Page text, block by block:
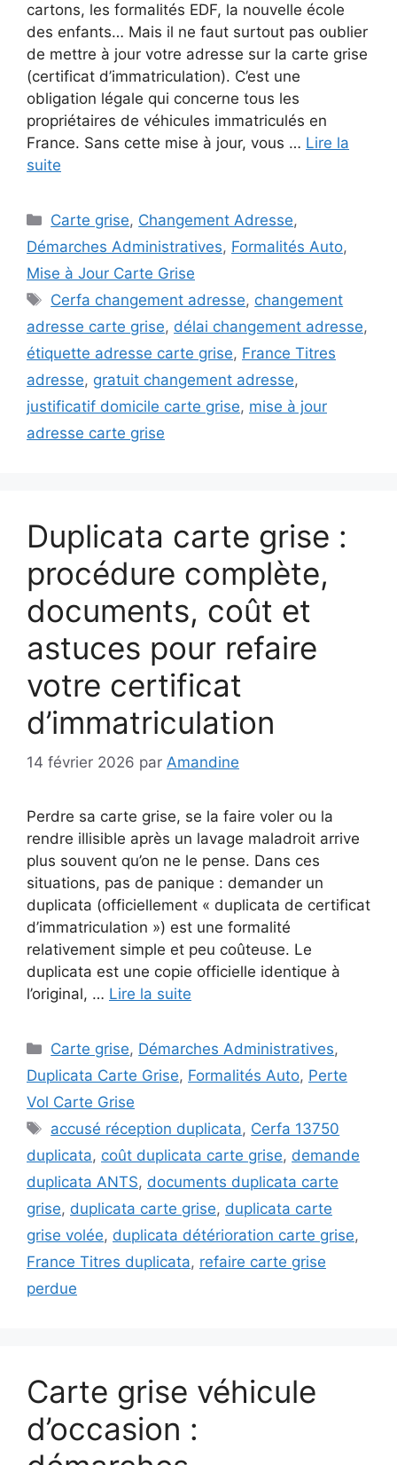
cartons, les formalités EDF, la nouvelle école
des enfants… Mais il ne faut surtout pas oublier
de mettre à jour votre adresse sur la carte grise
(certificat d’immatriculation). C’est une
obligation légale qui concerne tous les
propriétaires de véhicules immatriculés en
France. Sans cette mise à jour, vous … Lire la
suite
Catégories
Carte grise, Changement Adresse,
Démarches Administratives, Formalités Auto,
Mise à Jour Carte Grise
Étiquettes
Cerfa changement adresse, changement
adresse carte grise, délai changement adresse,
étiquette adresse carte grise, France Titres
adresse, gratuit changement adresse,
justificatif domicile carte grise, mise à jour
adresse carte grise
Duplicata carte grise :
procédure complète,
documents, coût et
astuces pour refaire
votre certificat
d’immatriculation
14 février 2026 par Amandine
Perdre sa carte grise, se la faire voler ou la
rendre illisible après un lavage maladroit arrive
plus souvent qu’on ne le pense. Dans ces
situations, pas de panique : demander un
duplicata (officiellement « duplicata de certificat
d’immatriculation ») est une formalité
relativement simple et peu coûteuse. Le
duplicata est une copie officielle identique à
l’original, … Lire la suite
Catégories
Carte grise, Démarches Administratives,
Duplicata Carte Grise, Formalités Auto, Perte
Vol Carte Grise
Étiquettes
accusé réception duplicata, Cerfa 13750
duplicata, coût duplicata carte grise, demande
duplicata ANTS, documents duplicata carte
grise, duplicata carte grise, duplicata carte
grise volée, duplicata détérioration carte grise,
France Titres duplicata, refaire carte grise
perdue
Carte grise véhicule
d’occasion :